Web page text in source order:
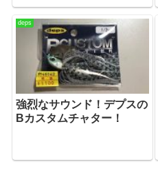
deps
強烈なサウンド！デプスの
Bカスタムチャター！